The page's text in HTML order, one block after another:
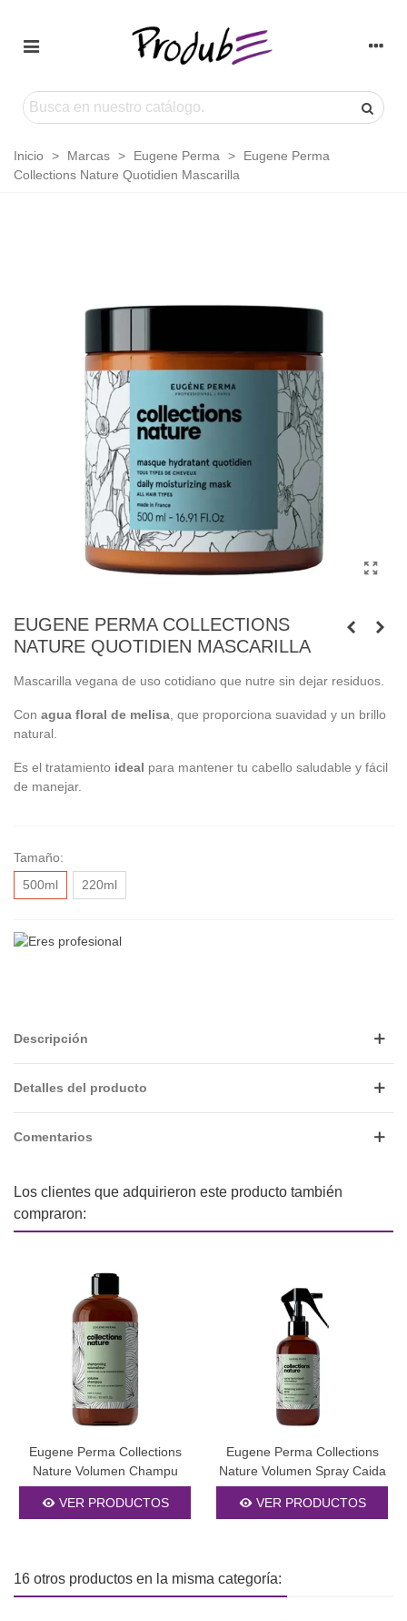
Inicio > Marcas > Eugene Perma >
Eugene Perma
Collections Nature Quotidien Mascarilla
EUGENE PERMA COLLECTIONS
NATURE QUOTIDIEN MASCARILLA
Mascarilla vegana de uso cotidiano que nutre sin dejar residuos.
Con agua floral de melisa , que proporciona suavidad y un brillo
natural.
Es el tratamiento ideal para mantener tu cabello saludable y fácil
de manejar.
Tamaño:
500ml
220ml
Descripción
Detalles del producto
Comentarios
Los clientes que adquirieron este producto también
compraron:
Eugene Perma Collections
Nature Volumen Champu
Caida
VER PRODUCTOS
Eugene Perma Collections
Nature Volumen Spray Caida
200ml
VER PRODUCTOS
16 otros productos en la misma categoría: